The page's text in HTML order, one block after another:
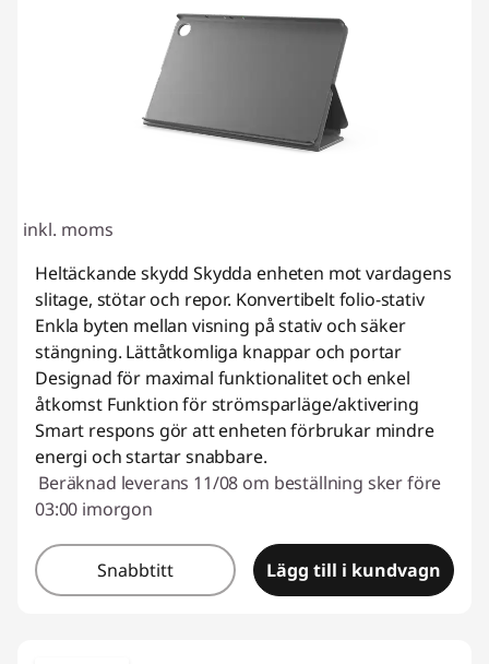
inkl. moms
Heltäckande skydd Skydda enheten mot vardagens
slitage, stötar och repor. Konvertibelt folio-stativ
Enkla byten mellan visning på stativ och säker
stängning. Lättåtkomliga knappar och portar
Designad för maximal funktionalitet och enkel
åtkomst Funktion för strömsparläge/aktivering
Smart respons gör att enheten förbrukar mindre
energi och startar snabbare.
Beräknad leverans 11/08 om beställning sker före
03:00 imorgon
Snabbtitt Lägg till i kundvagn